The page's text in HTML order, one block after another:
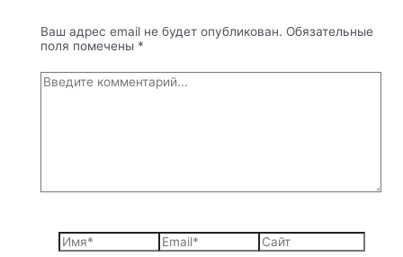
Ваш адрес email не будет опубликован. Обязательные
поля помечены *
Введите
комментарий...
Имя* Email* Сайт